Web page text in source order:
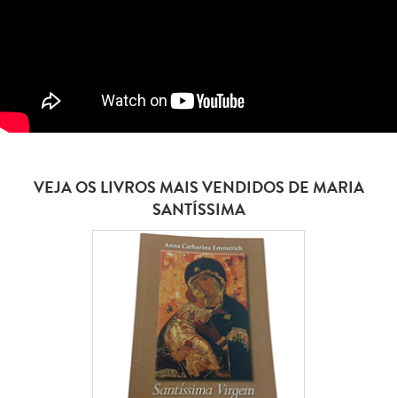
VEJA OS LIVROS MAIS VENDIDOS DE MARIA
SANTÍSSIMA